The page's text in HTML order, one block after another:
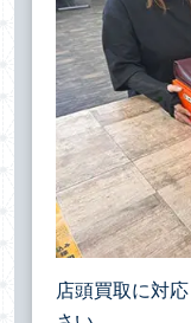
店頭買取に対